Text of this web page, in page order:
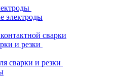
электроды
сварки
и резки
сварки и резки